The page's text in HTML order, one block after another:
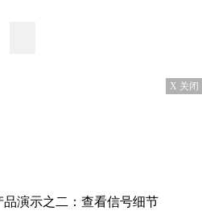
X 关闭
品演示之二：查看信号细节